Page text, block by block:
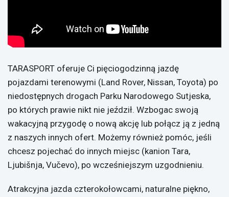
TARASPORT oferuje Ci pięciogodzinną jazdę
pojazdami terenowymi (Land Rover, Nissan, Toyota) po
niedostępnych drogach Parku Narodowego Sutjeska,
po których prawie nikt nie jeździł. Wzbogac swoją
wakacyjną przygodę o nową akcję lub połącz ją z jedną
z naszych innych ofert. Możemy również pomóc, jeśli
chcesz pojechać do innych miejsc (kanion Tara,
Ljubišnja, Vučevo), po wcześniejszym uzgodnieniu.
Atrakcyjna jazda czterokołowcami, naturalne piękno,